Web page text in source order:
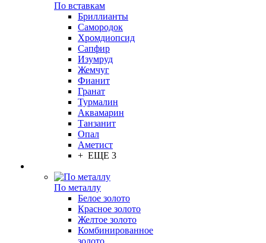
По вставкам
Бриллианты
Самородок
Хромдиопсид
Сапфир
Изумруд
Жемчуг
Фианит
Гранат
Турмалин
Аквамарин
Танзанит
Опал
Аметист
+ ЕЩЕ 3
По металлу
Белое золото
Красное золото
Желтое золото
Комбинированное
золото